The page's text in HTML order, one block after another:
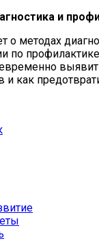
и
о методах
по профилактике
и как